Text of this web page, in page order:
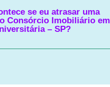
se eu atrasar uma
Consórcio Imobiliário em
– SP?